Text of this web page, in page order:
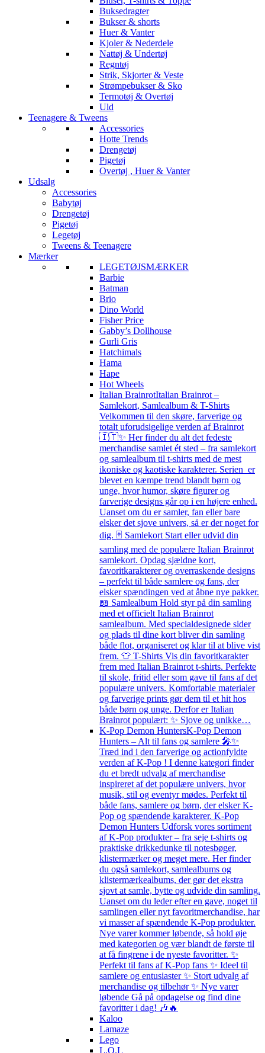
Buksedragter
Bukser & shorts
Huer & Vanter
Kjoler & Nederdele
Nattøj & Undertøj
Regntøj
Strik, Skjorter & Veste
Strømpebukser & Sko
Termotøj & Overtøj
Uld
Teenagere & Tweens
Accessories
Hotte Trends
Drengetøj
Pigetøj
Overtøj , Huer & Vanter
Udsalg
Accessories
Babytøj
Drengetøj
Pigetøj
Legetøj
Tweens & Teenagere
Mærker
LEGETØJSMÆRKER
Barbie
Batman
Brio
Dino World
Fisher Price
Gabby’s Dollhouse
Gurli Gris
Hatchimals
Hama
Hape
Hot Wheels
Italian BrainrotItalian Brainrot –
Samlekort, Samlealbum & T-Shirts
Velkommen til den skøre, farverige og
totalt uforudsigelige verden af Brainrot
🇮🇹✨ Her finder du alt det fedeste
merchandise samlet ét sted – fra samlekort
og samlealbum til t-shirts med de mest
ikoniske og kaotiske karakterer. Serien er
blevet en kæmpe trend blandt børn og
unge, hvor humor, skøre figurer og
farverige designs går op i en højere enhed.
Uanset om du er samler, fan eller bare
elsker det sjove univers, så er der noget for
dig. 🃏 Samlekort Start eller udvid din
samling med de populære Italian Brainrot
samlekort. Opdag sjældne kort,
favoritkarakterer og overraskende designs
– perfekt til både samlere og fans, der
elsker spændingen ved at åbne nye pakker.
📖 Samlealbum Hold styr på din samling
med et officielt Italian Brainrot
samlealbum. Med specialdesignede sider
og plads til dine kort bliver din samling
både flot, organiseret og klar til at blive vist
frem. 👕 T-Shirts Vis din favoritkarakter
frem med Italian Brainrot t-shirts. Perfekte
til skole, fritid eller som gave til fans af det
populære univers. Komfortable materialer
og farverige prints gør dem til et hit hos
både børn og unge. Derfor er Italian
Brainrot populært: ✨ Sjove og unikke…
K-Pop Demon HuntersK-Pop Demon
Hunters – Alt til fans og samlere 🎤✨
Træd ind i den farverige og actionfyldte
verden af K-Pop ! I denne kategori finder
du et bredt udvalg af merchandise
inspireret af det populære univers, hvor
musik, stil og eventyr mødes. Perfekt til
både fans, samlere og børn, der elsker K-
Pop og spændende karakterer. K-Pop
Demon Hunters Udforsk vores sortiment
af K-Pop produkter – fra seje t-shirts og
praktiske drikkedunke til notesbøger,
klistermærker og meget mere. Her finder
du også samlekort, samlealbums og
klistermærkealbums, der gør det ekstra
sjovt at samle, bytte og udvide din samling.
Uanset om du leder efter en gave, noget til
samlingen eller nyt favoritmerchandise, har
vi masser af spændende K-Pop produkter.
Nye varer kommer løbende, så hold øje
med kategorien og vær blandt de første til
at få fingrene i de nyeste favoritter. ✨
Perfekt til fans af K-Pop fans ✨ Ideel til
samlere og entusiaster ✨ Stort udvalg af
merchandise og tilbehør ✨ Nye varer
løbende Gå på opdagelse og find dine
favoritter i dag! 🎶🔥
Kaloo
Lamaze
Lego
L.O.L